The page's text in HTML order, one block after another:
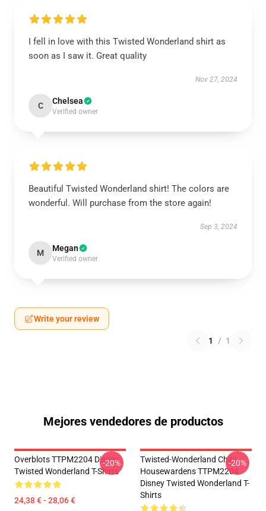
I fell in love with this Twisted Wonderland shirt as
soon as I saw it. Great quality
Nov 27, 2024
C Chelsea
Verified owner
Beautiful Twisted Wonderland shirt! The colors are
wonderful. Will purchase from the store again!
Sep 3, 2024
M Megan
Verified owner
Write your review
1 / 1
Mejores vendedores de productos
Overblots TTPM2204 Disney
Twisted Wonderland T-Shirts
24,38 € - 28,06 €
-20%
Twisted-Wonderland Chibi
Housewardens TTPM2204
Disney Twisted Wonderland T-
Shirts
-20%